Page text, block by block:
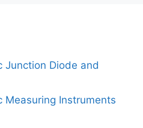
Junction Diode and
Measuring Instruments